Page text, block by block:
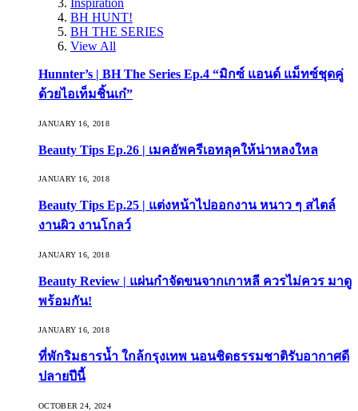
Inspiration
BH HUNT!
BH THE SERIES
View All
Hunnter’s | BH The Series Ep.4 “มิกซ์ แอนด์ แม็ทซ์ชุดคู่
ด้วยไอเท็มชิ้นเก๋”
JANUARY 16, 2018
Beauty Tips Ep.26 | เมคอัพครีเอทลุคให้น่าหลงใหล
JANUARY 16, 2018
Beauty Tips Ep.25 | แต่งหน้าไปออกงาน หนาว ๆ สไตล์
งานผิว งานโกลว์
JANUARY 16, 2018
Beauty Review | แผ่นกำจัดขนจากเกาหลี ควรไม่ควร มาดู
พร้อมกัน!
JANUARY 16, 2018
ที่พักริมธารน้ำ ใกล้กรุงเทพ นอนชิดธรรมชาติรับอากาศดี
ปลายปีนี้
OCTOBER 24, 2024